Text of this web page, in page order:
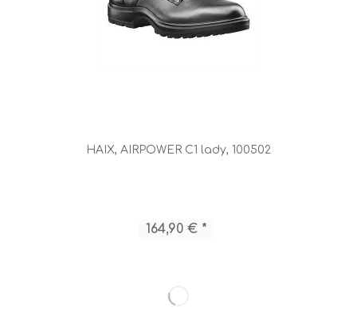
HAIX, AIRPOWER C1 lady, 100502
164,90 € *